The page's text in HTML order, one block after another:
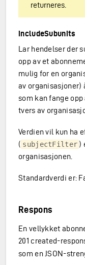
returneres.
includeSubunits
Lar hendelser der
opp av et
mulig for en
av organisasjoner)
som kan fange
tvers av
Verdien vil kun ha
( subjectFilter )
organisasjonen.
Standardverdi er:
Respons
En vellykket
201 created-
som en JSON-